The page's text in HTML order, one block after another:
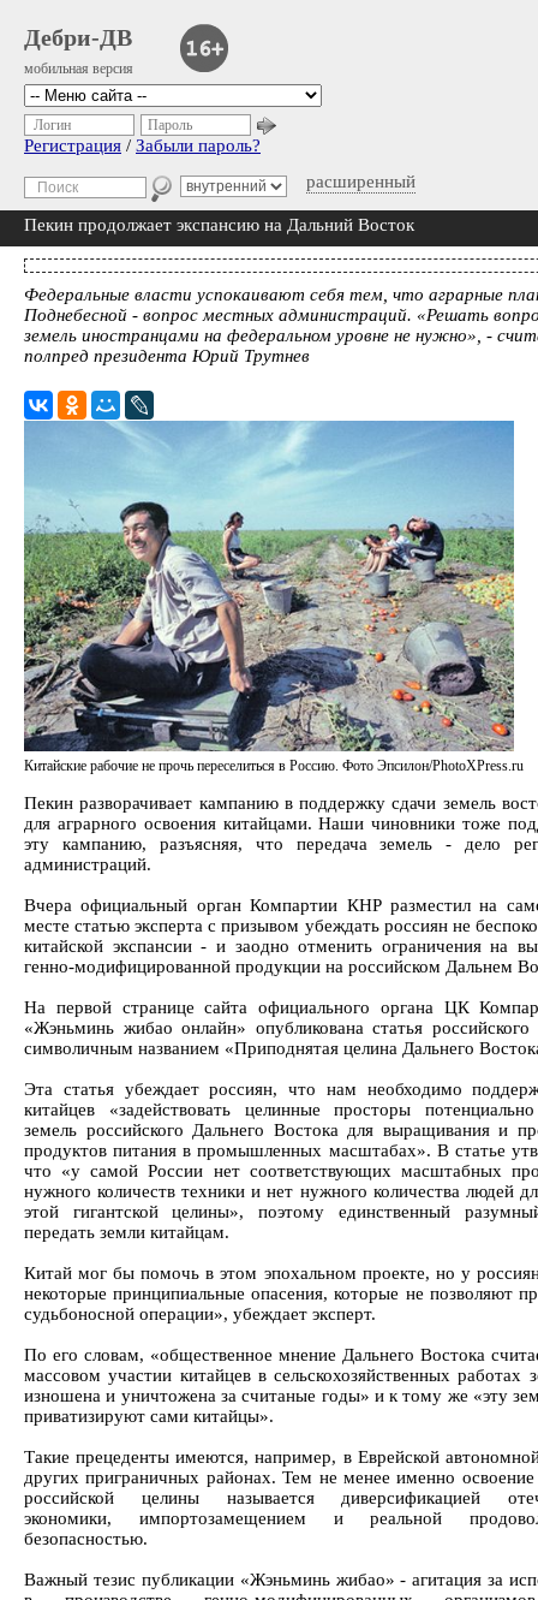
Дебри-ДВ
мобильная версия
расширенный
Логин Пароль
Регистрация / Забыли пароль?
Пекин продолжает экспансию на Дальний Восток
Федеральные власти успокаивают себя тем, что аграрные
Поднебесной - вопрос местных администраций. «Решать
земель иностранцами на федеральном уровне не нужно», -
полпред президента Юрий Трутнев
Китайские рабочие не прочь переселиться в Россию. Фото Эпсилон/PhotoXPress.ru
Пекин разворачивает кампанию в поддержку сдачи земель
для аграрного освоения китайцами. Наши чиновники тоже
эту кампанию, разъясняя, что передача земель - дело
администраций.
Вчера официальный орган Компартии КНР разместил на
месте статью эксперта с призывом убеждать россиян не
китайской экспансии - и заодно отменить ограничения на
генно-модифицированной продукции на российском Дальнем
На первой странице сайта официального органа ЦК
«Жэньминь жибао онлайн» опубликована статья российского
символичным названием «Приподнятая целина Дальнего
Эта статья убеждает россиян, что нам необходимо
китайцев «задействовать целинные просторы
земель российского Дальнего Востока для выращивания и
продуктов питания в промышленных масштабах». В статье
что «у самой России нет соответствующих масштабных
нужного количеств техники и нет нужного количества людей
этой гигантской целины», поэтому единственный
передать земли китайцам.
Китай мог бы помочь в этом эпохальном проекте, но у
некоторые принципиальные опасения, которые не позволяют
судьбоносной операции», убеждает эксперт.
По его словам, «общественное мнение Дальнего Востока
массовом участии китайцев в сельскохозяйственных работах
изношена и уничтожена за считаные годы» и к тому же «эту
приватизируют сами китайцы».
Такие прецеденты имеются, например, в Еврейской
других приграничных районах. Тем не менее именно
российской целины называется диверсификацией
экономики, импортозамещением и реальной
безопасностью.
Важный тезис публикации «Жэньминь жибао» - агитация за